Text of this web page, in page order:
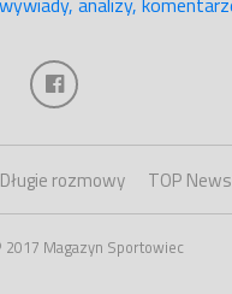
Długie rozmowy TOP News
2017 Magazyn Sportowiec